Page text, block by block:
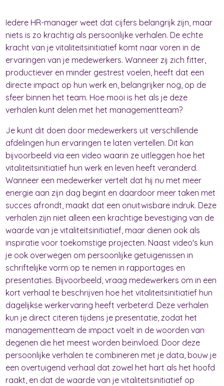
Iedere HR-manager weet dat cijfers belangrijk zijn, maar
niets is zo krachtig als persoonlijke verhalen. De echte
kracht van je vitaliteitsinitiatief komt naar voren in de
ervaringen van je medewerkers. Wanneer zij zich fitter,
productiever en minder gestrest voelen, heeft dat een
directe impact op hun werk en, belangrijker nog, op de
sfeer binnen het team. Hoe mooi is het als je deze
verhalen kunt delen met het managementteam?
Je kunt dit doen door medewerkers uit verschillende
afdelingen hun ervaringen te laten vertellen. Dit kan
bijvoorbeeld via een video waarin ze uitleggen hoe het
vitaliteitsinitiatief hun werk en leven heeft veranderd.
Wanneer een medewerker vertelt dat hij nu met meer
energie aan zijn dag begint en daardoor meer taken met
succes afrondt, maakt dat een onuitwisbare indruk. Deze
verhalen zijn niet alleen een krachtige bevestiging van de
waarde van je vitaliteitsinitiatief, maar dienen ook als
inspiratie voor toekomstige projecten. Naast video's kun
je ook overwegen om persoonlijke getuigenissen in
schriftelijke vorm op te nemen in rapportages en
presentaties. Bijvoorbeeld, vraag medewerkers om in een
kort verhaal te beschrijven hoe het vitaliteitsinitiatief hun
dagelijkse werkervaring heeft verbeterd. Deze verhalen
kun je direct citeren tijdens je presentatie, zodat het
managementteam de impact voelt in de woorden van
degenen die het meest worden beïnvloed. Door deze
persoonlijke verhalen te combineren met je data, bouw je
een overtuigend verhaal dat zowel het hart als het hoofd
raakt, en dat de waarde van je vitaliteitsinitiatief op